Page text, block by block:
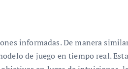
informadas. De manera
de juego en tiempo real.